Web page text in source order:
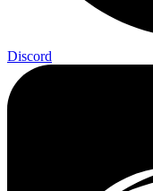
Discord